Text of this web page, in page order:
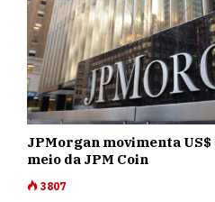
JPMorgan movimenta
meio da JPM Coin
3807